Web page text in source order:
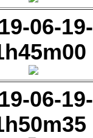
06-19-
06-19-